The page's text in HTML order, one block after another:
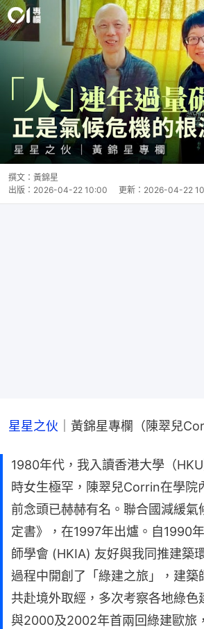
撰文： 黃錦星
出版： 2026-04-22 10:00 更新： 2026-04-22
星星之伙 ｜黃錦星專欄（陳翠兒
1980年代，我入讀香港大學（
時女生極罕，陳翠兒Corrin在學院
前念頭已赫赫有名。聯合國減緩氣
定書》，在1997年出爐。自1990
師學會 (HKIA) 友好與我同推建築
過程中開創了「綠建之旅」，建築
共赴境外取經，多次考察各地綠
與2000及2002年首兩回綠建歐旅